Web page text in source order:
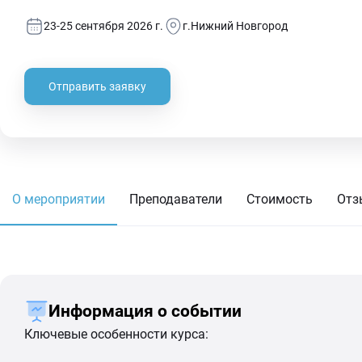
23-25 сентября 2026 г. г.Нижний Новгород
Отправить заявку
О мероприятии Преподаватели Стоимость
Информация о событии
Ключевые особенности курса: